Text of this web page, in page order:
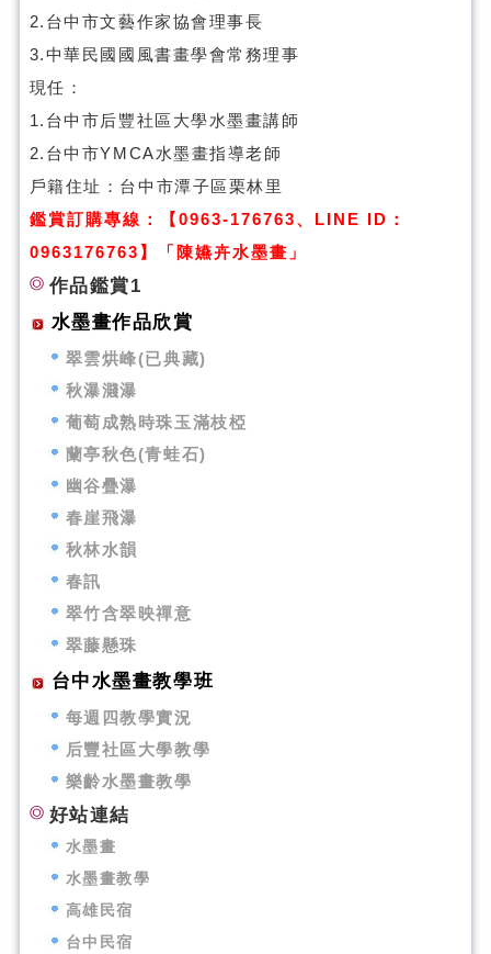
2.台中市文藝作家協會理事長
3.中華民國國風書畫學會常務理事
現任：
1.台中市后豐社區大學水墨畫講師
2.台中市YMCA水墨畫指導老師
戶籍住址：台中市潭子區栗林里
鑑賞訂購專線：【0963-176763、LINE ID：
0963176763】「陳嬿卉水墨畫」
作品鑑賞1
水墨畫作品欣賞
翠雲烘峰(已典藏)
秋瀑濺瀑
葡萄成熟時珠玉滿枝椏
蘭亭秋色(青蛙石)
幽谷疊瀑
春崖飛瀑
秋林水韻
春訊
翠竹含翠映禪意
翠藤懸珠
台中水墨畫教學班
每週四教學實況
后豐社區大學教學
樂齡水墨畫教學
好站連結
水墨畫
水墨畫教學
高雄民宿
台中民宿